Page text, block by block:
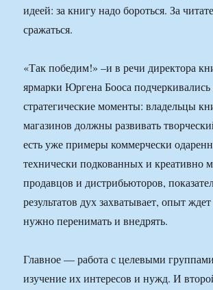
идеей: за книгу надо бороться. За
сражаться.
«Так победим!» –и в речи директора
ярмарки Юргена Бооса
стратегические моменты: владельцы
магазинов должны развивать
есть уже примеры коммерчески
технически подкованных и креативно
продавцов и дистрибьюторов,
результатов дух захватывает, опыт
нужно перенимать и внедрять.
Главное — работа с целевыми
изучение их интересов и нужд. И